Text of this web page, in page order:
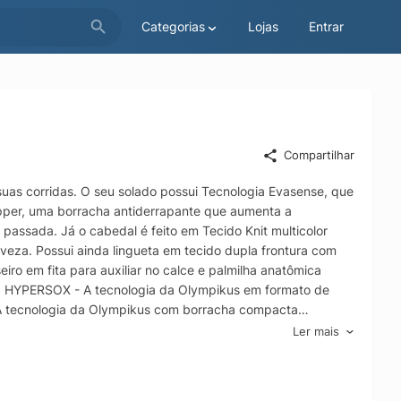
Categorias Lojas Entrar
Compartilhar
corridas. O seu solado possui Tecnologia Evasense, que
uma borracha antiderrapante que aumenta a
Já o cabedal é feito em Tecido Knit multicolor
Possui ainda lingueta em tecido dupla frontura com
em fita para auxiliar no calce e palmilha anatômica
- A tecnologia da Olympikus em formato de
tecnologia da Olympikus com borracha compacta
Ler mais